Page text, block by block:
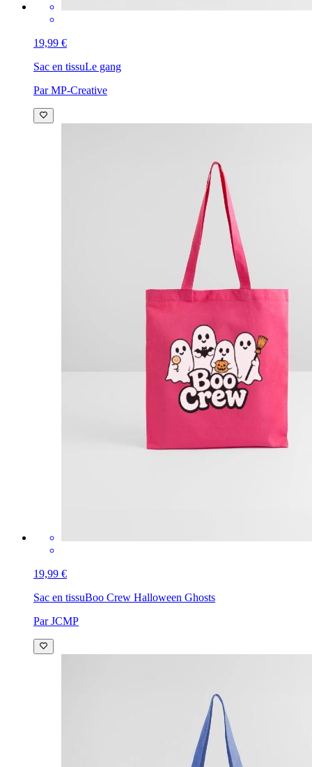
19,99 €
Sac en tissuLe gang
Par MP-Creative
19,99 €
Sac en tissuBoo Crew Halloween Ghosts
Par JCMP